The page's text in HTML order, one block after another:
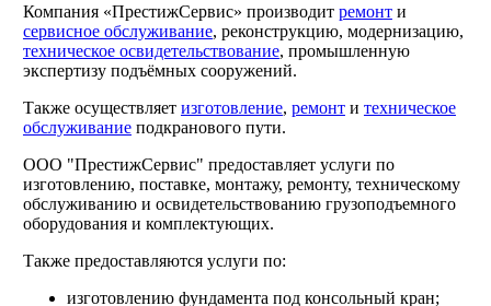
Компания «ПрестижСервис» производит ремонти
сервисное обслуживание, реконструкцию, модернизацию,
техническое освидетельствование, промышленную
экспертизу подъёмных сооружений.
Также осуществляет изготовление, ремонти техническое
обслуживаниеподкранового пути.
ООО "ПрестижСервис" предоставляет услуги по
изготовлению, поставке, монтажу, ремонту, техническому
обслуживанию и освидетельствованию грузоподъемного
оборудования и комплектующих.
Также предоставляются услуги по:
изготовлению фундамента под консольный кран;